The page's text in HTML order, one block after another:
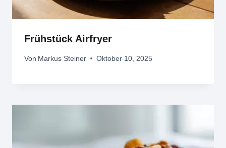
Frühstück Airfryer
Von Markus Steiner Oktober 10, 2025